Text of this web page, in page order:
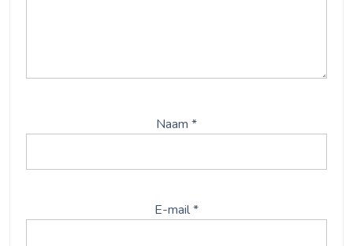
Naam *
E-mail*